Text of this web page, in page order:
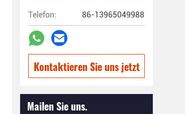
Telefon: 86-13965049988
Kontaktieren Sie uns jetzt
Mailen Sie uns.